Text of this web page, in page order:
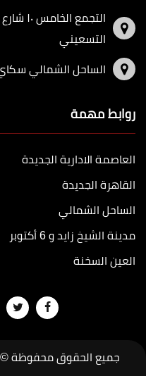
التسعيني
الساحل الشمالي
روابط مهمة
العاصمة الادارية الجديدة
القاهرة الجديدة
الساحل الشمالي
مدينة الشيخ زايد و 6 أكتوبر
العين السخنة
جميع الحقوق محفوظة © 2026 -